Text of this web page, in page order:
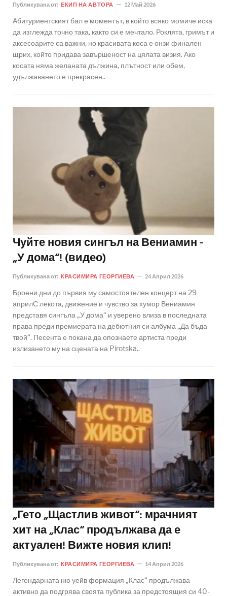
Публикувана от: ЕКИП НА АВТОРА 12 Май 2026
Абитуриентският бал е моментът, в който всяко момиче иска
да изглежда точно така, както си е мечтало. Роклята, гримът и
аксесоарите са важни, но красивата коса е онзи финален
щрих, който придава завършеност на цялата визия. Ако
косата няма желаната дължина, плътност или обем,
удължаването е прекрасен..
Чуйте новия сингъл на Вениамин -
„У дома“! (видео)
Публикувана от: КРАСИМИРА ГЕОРГИЕВА 24 Април 2026
Броени дни до първия му самостоятелен концерт на 29
априлС лекота, движение и чувство за хумор Вениамин
представя сингъла „У дома“ и уверено влиза в последната
права преди премиерата на дебютния си албума „Да бъда
твой“. Песента е покана да опознаете артиста преди
излизането му на сцената на Pirotska..
„Гето „Щастлив живот“: мрачният
хит на „Клас“ продължава да е
актуален! Вижте новия клип!
Публикувана от: КРАСИМИРА ГЕОРГИЕВА 14 Април 2026
Легендарната ню уейв формация „Клас“ продължава
активно да подгрява своята публика за предстоящия си 40-